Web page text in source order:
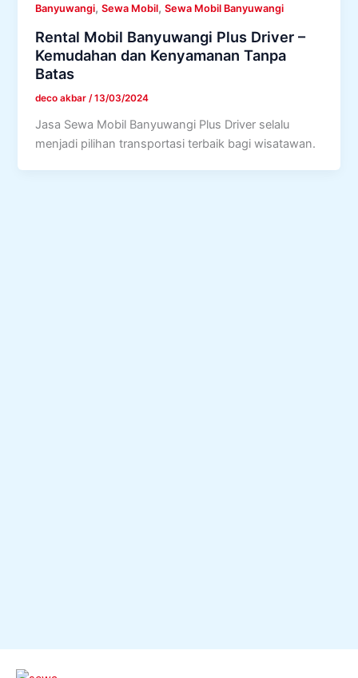
Banyuwangi,Sewa Mobil,Sewa Mobil Banyuwangi
Rental Mobil Banyuwangi Plus Driver –
Kemudahan dan Kenyamanan Tanpa
Batas
deco akbar /13/03/2024
Jasa Sewa Mobil Banyuwangi Plus Driver selalu
menjadi pilihan transportasi terbaik bagi wisatawan.